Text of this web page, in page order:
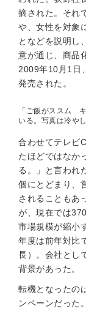
摘された。それ
や、女性を対象
となどを説明し
意が通じ、商品
2009年10月1日
発売された。
「ご飯がススム
いる。写真は冷や
合わせてテレビ
たほどではなか
る。」と言われ
個にとどまり、
されることもあ
が、現在では
市場規模が縮小
年度は前年対比
長）。会社とし
背景があった。
転機となったの
ンペーンだった